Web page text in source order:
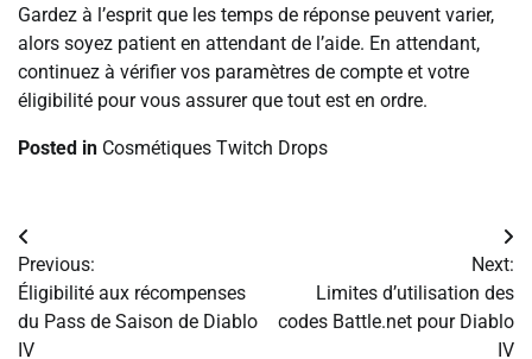
Gardez à l’esprit que les temps de réponse peuvent varier,
alors soyez patient en attendant de l’aide. En attendant,
continuez à vérifier vos paramètres de compte et votre
éligibilité pour vous assurer que tout est en ordre.
Posted in Cosmétiques Twitch Drops
Post
navigation
Previous:
Éligibilité aux récompenses
du Pass de Saison de Diablo
IV
Next:
Limites d’utilisation des
codes Battle.net pour Diablo
IV